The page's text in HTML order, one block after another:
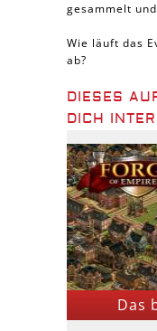
gesammelt
Wie läuft das
ab?
DIESES
DICH
Das